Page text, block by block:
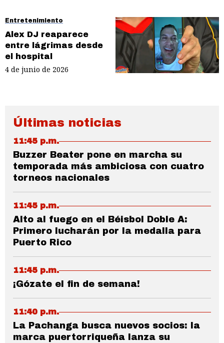
Entretenimiento
Alex DJ reaparece
entre lágrimas desde
el hospital
4 de junio de 2026
Últimas noticias
11:45 p.m.
Buzzer Beater pone en marcha su
temporada más ambiciosa con cuatro
torneos nacionales
11:45 p.m.
Alto al fuego en el Béisbol Doble A:
Primero lucharán por la medalla para
Puerto Rico
11:45 p.m.
¡Gózate el fin de semana!
11:40 p.m.
La Pachanga busca nuevos socios: la
marca puertorriqueña lanza su